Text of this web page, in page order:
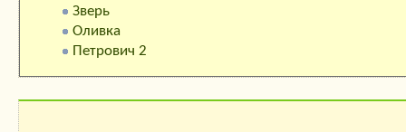
Зверь
Оливка
Петрович 2